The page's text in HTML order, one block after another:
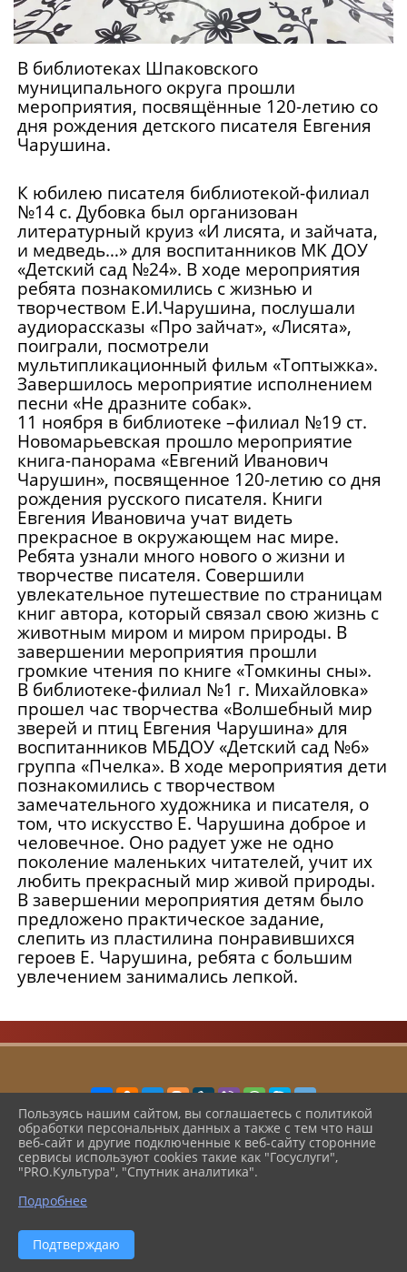
В библиотеках Шпаковского
муниципального округа прошли
мероприятия, посвящённые 120-летию со
дня рождения детского писателя Евгения
Чарушина.
К юбилею писателя библиотекой-филиал
№14 с. Дубовка был организован
литературный круиз «И лисята, и зайчата,
и медведь…» для воспитанников МК ДОУ
«Детский сад №24». В ходе мероприятия
ребята познакомились с жизнью и
творчеством Е.И.Чарушина, послушали
аудиорассказы «Про зайчат», «Лисята»,
поиграли, посмотрели
мультипликационный фильм «Топтыжка».
Завершилось мероприятие исполнением
песни «Не дразните собак».
11 ноября в библиотеке –филиал №19 ст.
Новомарьевская прошло мероприятие
книга-панорама «Евгений Иванович
Чарушин», посвященное 120-летию со дня
рождения русского писателя. Книги
Евгения Ивановича учат видеть
прекрасное в окружающем нас мире.
Ребята узнали много нового о жизни и
творчестве писателя. Совершили
увлекательное путешествие по страницам
книг автора, который связал свою жизнь с
животным миром и миром природы. В
завершении мероприятия прошли
громкие чтения по книге «Томкины сны».
В библиотеке-филиал №1 г. Михайловка»
прошел час творчества «Волшебный мир
зверей и птиц Евгения Чарушина» для
воспитанников МБДОУ «Детский сад №6»
группа «Пчелка». В ходе мероприятия дети
познакомились с творчеством
замечательного художника и писателя, о
том, что искусство Е. Чарушина доброе и
человечное. Оно радует уже не одно
поколение маленьких читателей, учит их
любить прекрасный мир живой природы.
В завершении мероприятия детям было
предложено практическое задание,
слепить из пластилина понравившихся
героев Е. Чарушина, ребята с большим
увлечением занимались лепкой.
2026 г. cbsshmo.ru
Вход
Карта сайта
Политика обработки персональных данных
Разработка и поддержка
Пользуясь нашим сайтом, вы соглашаетесь с политикой
обработки персональных данных а также с тем что наш
веб-сайт и другие подключенные к веб-сайту сторонние
сервисы используют cookies такие как "Госуслуги",
"PRO.Культура", "Спутник аналитика".
Подробнее
Подтверждаю